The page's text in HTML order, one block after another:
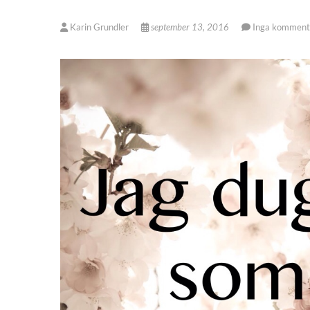
Karin Grundler september 13, 2016 Inga